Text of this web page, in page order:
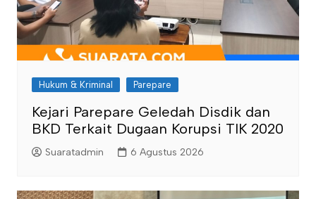
Hukum & Kriminal Parepare
Kejari Parepare Geledah Disdik dan
BKD Terkait Dugaan Korupsi TIK 2020
Suaratadmin 6 Agustus 2026